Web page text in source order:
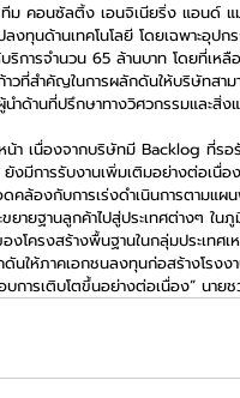
ม คอนซัลติ้ง เอนจิเนียริ่ง แอนด์
ลงทุนด้านเทคโนโลยี โดยเฉพาะ
ารจำนวน 65 ล้านบาท โดยที่เหลือ
วที่สำคัญในการผลักดันให้บริษัทสาม
ด้านที่ปรึกษาทางวิศวกรรมและสิ่ง
น้า เนื่องจากบริษัทมี Backlog ที่ร
มีการรับงานเพิ่มเติมอย่างต่อเนื่
คล้องกับการเร่งดำเนินการตามแ
ายฐานลูกค้าไปสู่ประเทศต่างๆ ใน
ครงสร้างพื้นฐานในกลุ่มประเทศเ
ห้ภาคเอกชนลงทุนก่อสร้างโรงง
บการเติบโตขึ้นอย่างต่อเนื่อง” นาย